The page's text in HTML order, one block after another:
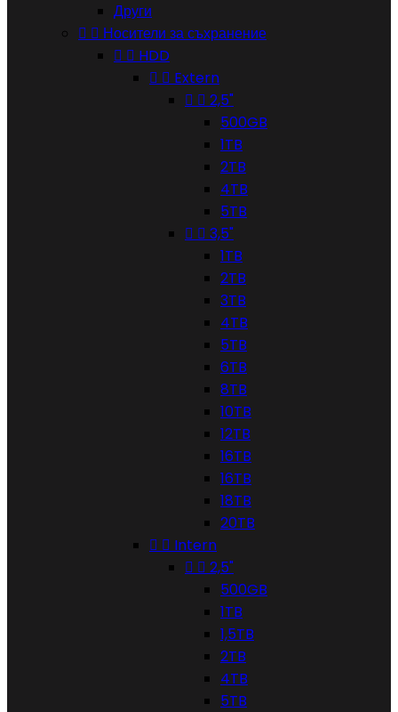
Други
  Носители за съхранение
  HDD
  Extern
  2,5"
500GB
1TB
2TB
4TB
5TB
  3,5"
1TB
2TB
3TB
4TB
5TB
6TB
8TB
10TB
12TB
16TB
16TB
18TB
20TB
  Intern
  2,5"
500GB
1TB
1,5TB
2TB
4TB
5TB